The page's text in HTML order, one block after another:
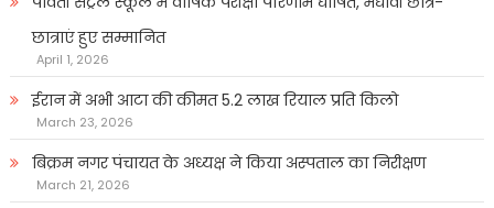
छात्राएं हुए सम्मानित
April 1, 2026
ईरान में अभी आटा की कीमत 5.2 लाख रियाल प्रति किलो
March 23, 2026
बिक्रम नगर पंचायत के अध्यक्ष ने किया अस्पताल का निरीक्षण
March 21, 2026